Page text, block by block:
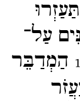
עַל־​
הַמְדַבֵּר